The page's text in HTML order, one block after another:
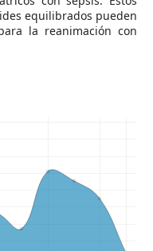
equilibrados pueden
la reanimación con